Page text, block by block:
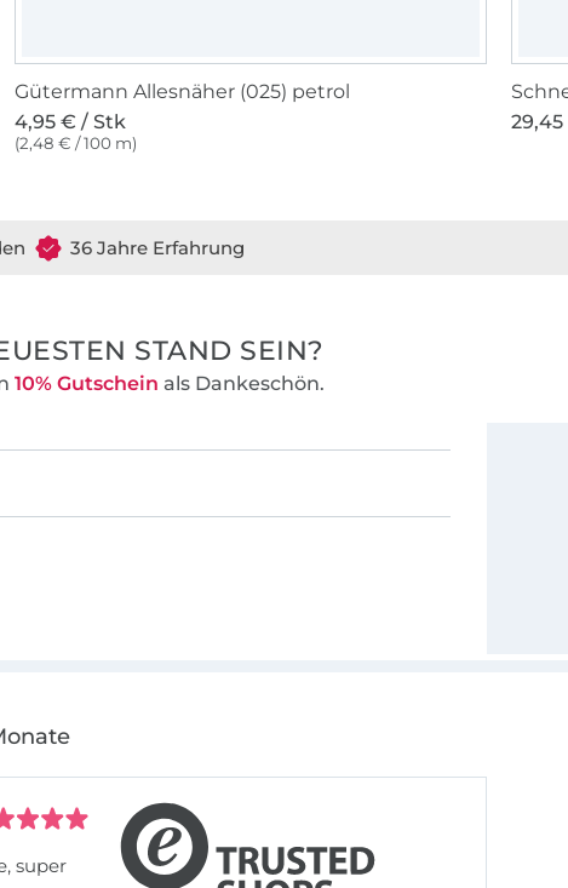
Gütermann Allesnäher (025) petrol
4,95 € / Stk
(2,48 € / 100 m)
36 Jahre Erfahrung
STAND SEIN?
10% Gutschein als Dankeschön.
super